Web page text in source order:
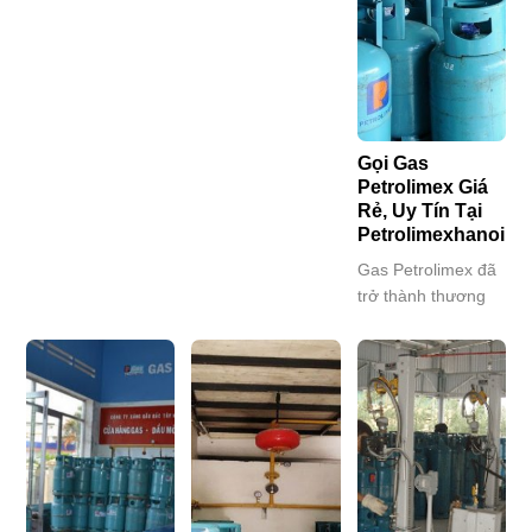
5 sao”? Đại lý gas
Petrolimexhanoi.vn
chính là lựa chọn
hoàn hảo cho mọi
nhà, đặc biệt là…
Gọi Gas
Petrolimex Giá
Rẻ, Uy Tín Tại
Petrolimexhanoi.vn
Gas Petrolimex đã
trở thành thương
tin cậy của hàng
triệu gia đình Việt.
Với chất lượng
vượt trội và độ an
toàn cao, gas
Petrolimex luôn là
sự lựa chọn hàng